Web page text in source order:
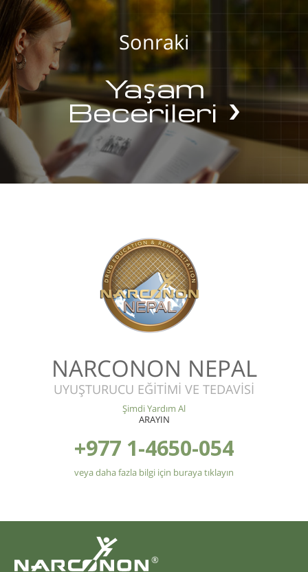
Sonraki
Yaşam
Becerileri
NARCONON NEPAL
UYUŞTURUCU EĞİTİMİ VE TEDAVİSİ
Şimdi Yardım Al
ARAYIN
+977 1-4650-054
veya daha fazla bilgi için buraya tıklayın
®